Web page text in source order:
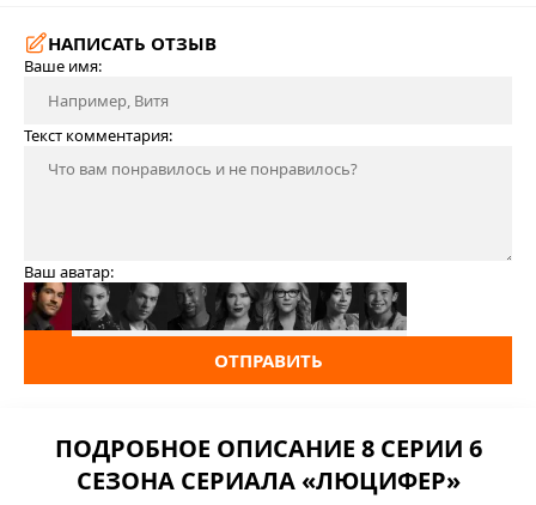
НАПИСАТЬ ОТЗЫВ
Ваше имя:
Текст комментария:
Ваш аватар:
ОТПРАВИТЬ
ПОДРОБНОЕ ОПИСАНИЕ 8 СЕРИИ 6
СЕЗОНА СЕРИАЛА «ЛЮЦИФЕР»